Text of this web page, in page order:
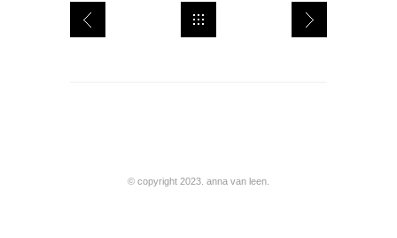
© copyright 2023. anna van leen.